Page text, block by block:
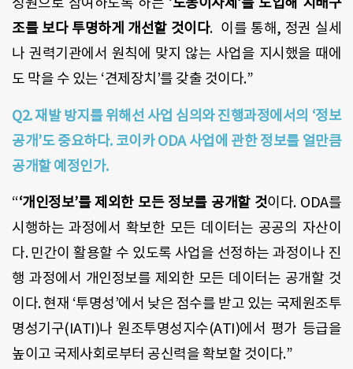
조를 보다 투명하게 개선할 것이다. 이를 통해, 정권 실세
나 권력기관에서 원칙에 맞지 않는 사업을 지시했을 때에
도 막을 수 있는 ‘견제장치’를 갖출 것이다.”
Q2. 재발 방지를 위해선 사업 심의와 진행과정에서의 ‘정보
공개’도 중요하다. 코이카 ODA 사업에 관한 정보를 얼만큼
공개할 예정인가.
“‘개인정보’를 제외한 모든 정보를 공개할 것이다. ODA를
시행하는 과정에서 확보한 모든 데이터는 공공의 자산이
다. 민간이 활용할 수 있도록 사업을 선정하는 과정이나 진
행 과정에서 개인정보를 제외한 모든 데이터는 공개할 것
이다. 현재 ‘투명성’에서 낮은 점수를 받고 있는 국제원조투
명성기구(IATI)나 원조투명성지수(ATI)에서 평가 등급을
높이고 국제사회로부터 공신력을 확보할 것이다.”